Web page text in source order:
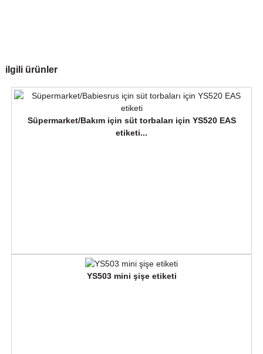
ilgili ürünler
Süpermarket/Bakım için süt torbaları için YS520 EAS
etiketi...
YS503 mini şişe etiketi